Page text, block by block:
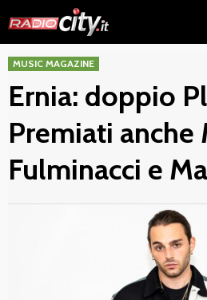
to
content
MUSIC MAGAZINE
Ernia: doppio
Premiati anche
Fulminacci e